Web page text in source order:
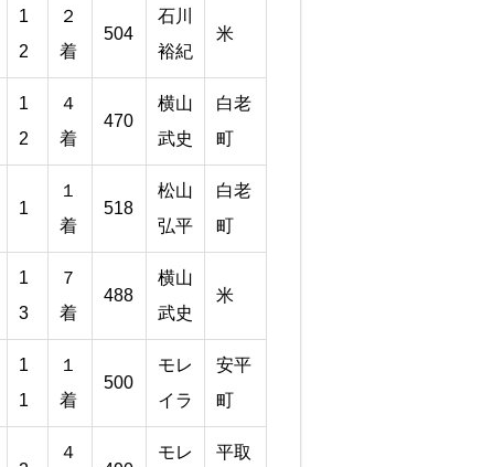
1
2
２
着
504
石川
裕紀
米
1
2
４
着
470
横山
武史
白老
町
1
１
着
518
松山
弘平
白老
町
1
3
７
着
488
横山
武史
米
1
1
１
着
500
モレ
イラ
安平
町
４
モレ
平取